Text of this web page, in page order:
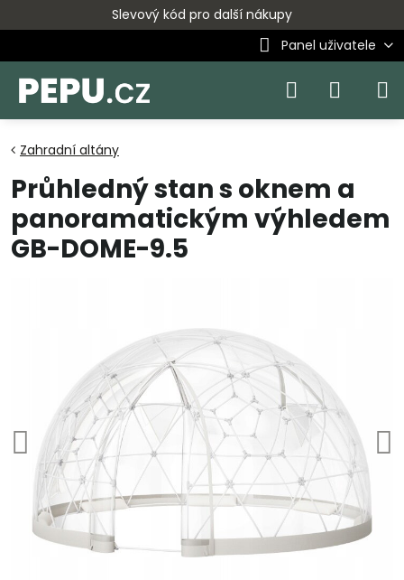
Slevový kód pro další nákupy
Panel uživatele
Zahradní altány
Průhledný stan s oknem a
panoramatickým výhledem
GB-DOME-9.5